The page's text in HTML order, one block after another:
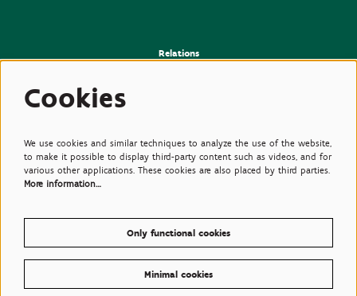
Relations
Cookies
We use cookies and similar techniques to analyze the use of the website,
to make it possible to display third-party content such as videos, and for
various other applications. These cookies are also placed by third parties.
More information…
Only functional cookies
Minimal cookies